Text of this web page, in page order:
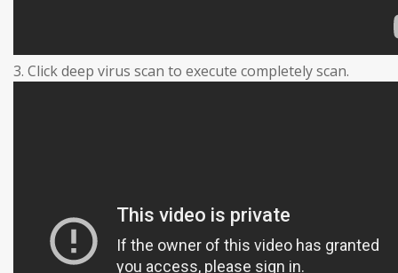
3. Click deep virus scan to execute completely scan.